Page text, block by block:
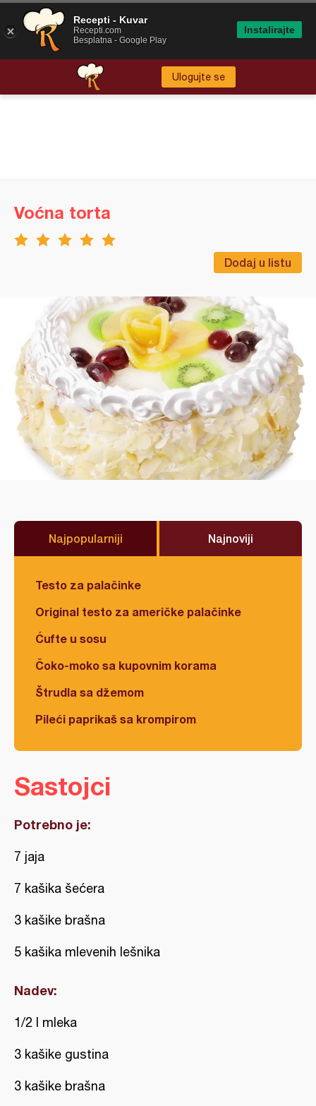
Ulogujte se
Dodaj u listu
Voćna torta
Najpopularniji Najnoviji
Testo za palačinke
Original testo za američke palačinke
Ćufte u sosu
Čoko-moko sa kupovnim korama
Štrudla sa džemom
Pileći paprikaš sa krompirom
Sastojci
Potrebno je:
7 jaja
7 kašika šećera
3 kašike brašna
5 kašika mlevenih lešnika
Nadev:
1/2 l mleka
3 kašike gustina
3 kašike brašna
Recepti - Kuvar
Recepti.com
Besplatna - Google Play
Instalirajte